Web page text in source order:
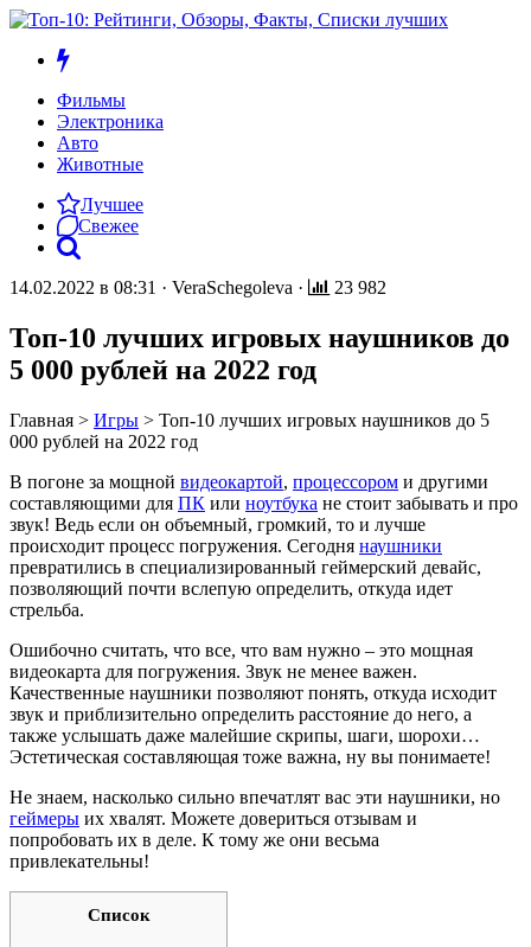
Фильмы
Электроника
Авто
Животные
Лучшее
Свежее
14.02.2022 в 08:31 · VeraSchegoleva · 23 982
Топ-10 лучших игровых наушников до
5 000 рублей на 2022 год
Главная > Игры > Топ-10 лучших игровых наушников до 5
000 рублей на 2022 год
В погоне за мощной видеокартой, процессором и другими
составляющими для ПК или ноутбука не стоит забывать и про
звук! Ведь если он объемный, громкий, то и лучше
происходит процесс погружения. Сегодня наушники
превратились в специализированный геймерский девайс,
позволяющий почти вслепую определить, откуда идет
стрельба.
Ошибочно считать, что все, что вам нужно – это мощная
видеокарта для погружения. Звук не менее важен.
Качественные наушники позволяют понять, откуда исходит
звук и приблизительно определить расстояние до него, а
также услышать даже малейшие скрипы, шаги, шорохи…
Эстетическая составляющая тоже важна, ну вы понимаете!
Не знаем, насколько сильно впечатлят вас эти наушники, но
геймеры их хвалят. Можете довериться отзывам и
попробовать их в деле. К тому же они весьма
привлекательны!
Список